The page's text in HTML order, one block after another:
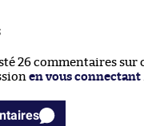
26 commentaires sur
en vous connectant